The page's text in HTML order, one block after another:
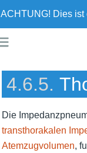
ACHTUNG! Dies ist
4.6.5.
Die
transthorakalen
Atemzugvolumen,